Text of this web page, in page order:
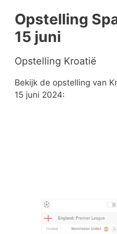
Opstelling
15 juni
Opstelling Kroatië
Bekijk de opstelling van
15 juni 2024: